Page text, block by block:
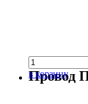
в корзину
Провод